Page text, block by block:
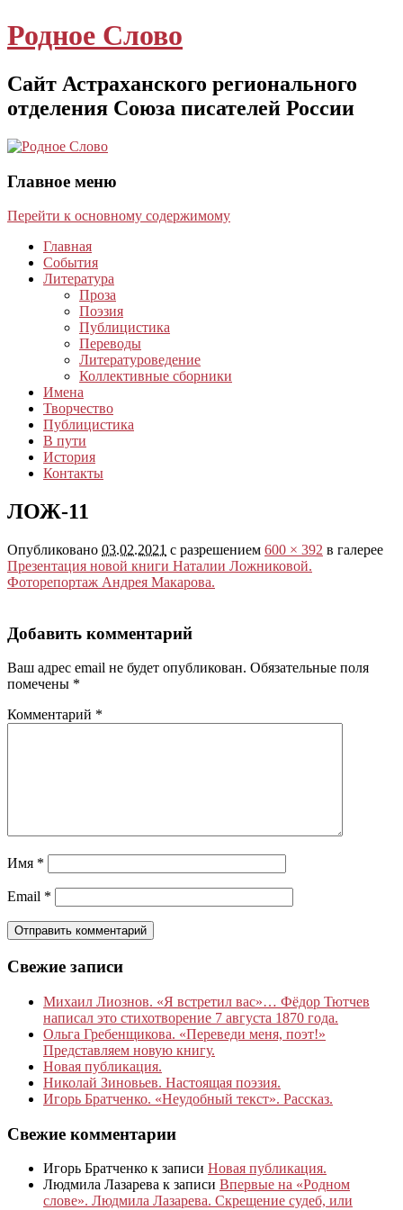
Родное Слово
Сайт Астраханского регионального
отделения Союза писателей России
Главное меню
Перейти к основному содержимому
Главная
События
Литература
Проза
Поэзия
Публицистика
Переводы
Литературоведение
Коллективные сборники
Имена
Творчество
Публицистика
В пути
История
Контакты
ЛОЖ-11
Опубликовано 03.02.2021 с разрешением 600 × 392 в галерее
Презентация новой книги Наталии Ложниковой.
Фоторепортаж Андрея Макарова.
Добавить комментарий
Ваш адрес email не будет опубликован. Обязательные поля
помечены *
Комментарий *
Имя *
Email *
Свежие записи
Михаил Лиознов. «Я встретил вас»… Фёдор Тютчев
написал это стихотворение 7 августа 1870 года.
Ольга Гребенщикова. «Переведи меня, поэт!»
Представляем новую книгу.
Новая публикация.
Николай Зиновьев. Настоящая поэзия.
Игорь Братченко. «Неудобный текст». Рассказ.
Свежие комментарии
Игорь Братченко к записи Новая публикация.
Людмила Лазарева к записи Впервые на «Родном
слове». Людмила Лазарева. Скрещение судеб, или